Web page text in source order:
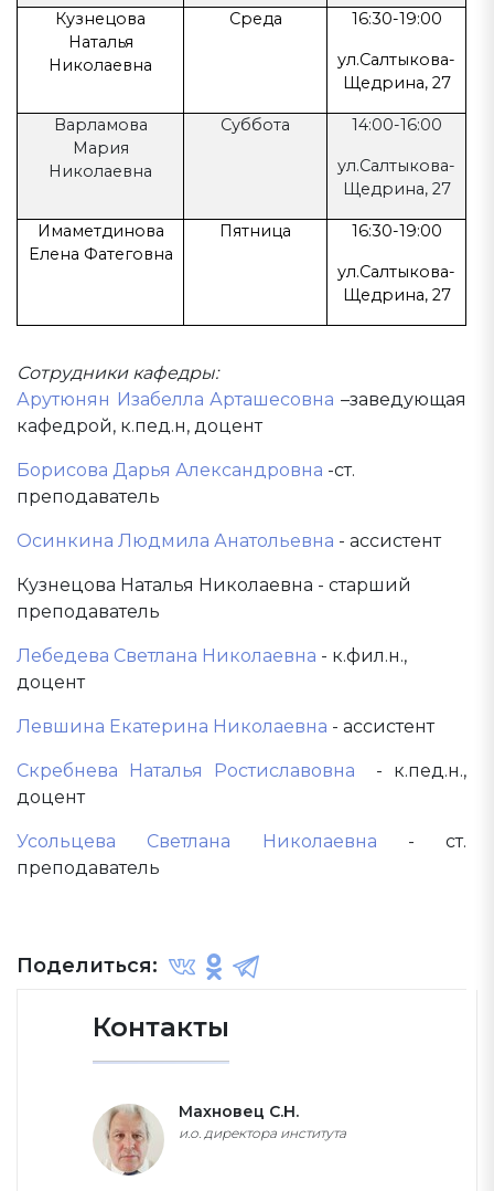
Кузнецова
Наталья
Николаевна
Среда 16:30-19:00
ул.Салтыкова-
Щедрина, 27
Варламова
Мария
Николаевна
Суббота 14:00-16:00
ул.Салтыкова-
Щедрина, 27
Имаметдинова
Елена Фатеговна
Пятница 16:30-19:00
ул.Салтыкова-
Щедрина, 27
Сотрудники кафедры:
Арутюнян Изабелла Арташесовна –заведующая
кафедрой, к.пед.н, доцент
Борисова Дарья Александровна -ст.
преподаватель
Осинкина Людмила Анатольевна - ассистент
Кузнецова Наталья Николаевна - старший
преподаватель
Лебедева Светлана Николаевна - к.фил.н.,
доцент
Левшина Екатерина Николаевна - ассистент
Скребнева Наталья Ростиславовна - к.пед.н.,
доцент
Усольцева Светлана Николаевна - ст.
преподаватель
Поделиться:
Контакты
Махновец С.Н.
и.о. директора института